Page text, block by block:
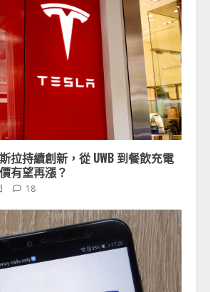
拉持續創新，從 UWB 到餐飲充電
有望再漲？
18